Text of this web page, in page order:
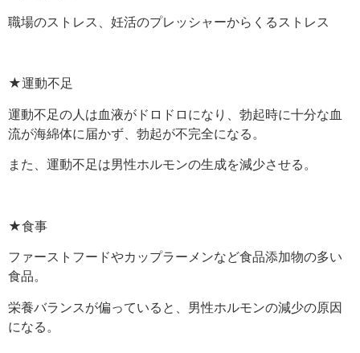
職場のストレス、妊活のプレッシャーからくるストレス
★運動不足
運動不足の人は血液がドロドロになり、勃起時に十分な血
流が海綿体に届かず、勃起が不完全になる。
また、運動不足は男性ホルモンの生成を減少させる。
★食事
ファーストフードやカップラーメンなど食品添加物の多い
食品。
栄養バランスが偏っていると、男性ホルモンの減少の原因
になる。